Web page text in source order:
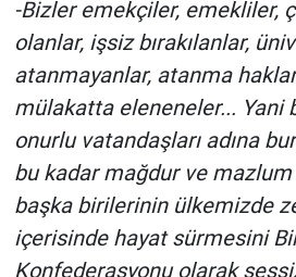
-Bizler emekçiler, emekliler,
olanlar, işsiz bırakılanlar,
atanmayanlar, atanma
mülakatta eleneneler... Yani
onurlu vatandaşları adına
bu kadar mağdur ve
başka birilerinin ülkemizde
içerisinde hayat sürmesini
Konfederasyonu olarak
Canlı Yayın